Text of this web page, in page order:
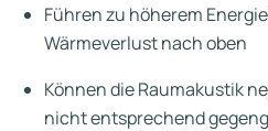
Führen zu höherem
Wärmeverlust nach oben
Können die Raumakustik
nicht entsprechend